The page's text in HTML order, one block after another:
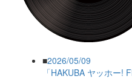
■2026/05/09
「HAKUBA ヤッホー!